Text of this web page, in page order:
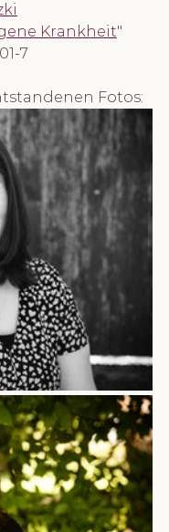
Krankheit"
7
Fotos: